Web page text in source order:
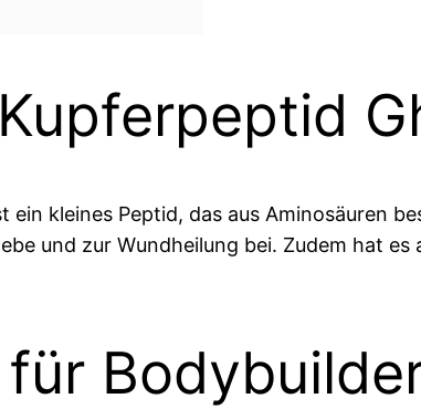
ein kleines Peptid, das aus Aminosäuren
und zur Wundheilung bei. Zudem hat